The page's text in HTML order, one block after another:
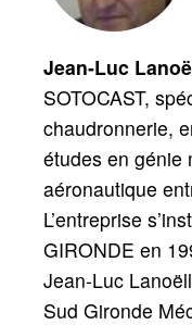
Jean-Luc
SOTOCAST,
chaudronnerie,
études en génie
aéronautique
L’entreprise
GIRONDE en
Jean-Luc
Sud Gironde